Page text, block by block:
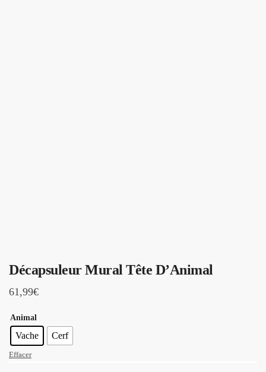
Décapsuleur Mural Tête D’Animal
61,99€
Animal
Vache Cerf
Effacer